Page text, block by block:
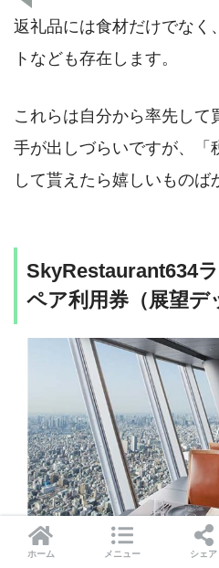
返礼品には食材だけでなく
トなども存在します。
これらは自分から率先して
手が出しづらいですが、「
して貰えたら嬉しいものば
SkyRestaurant634
ペア利用券（展望デ
ホーム メニュー シェア